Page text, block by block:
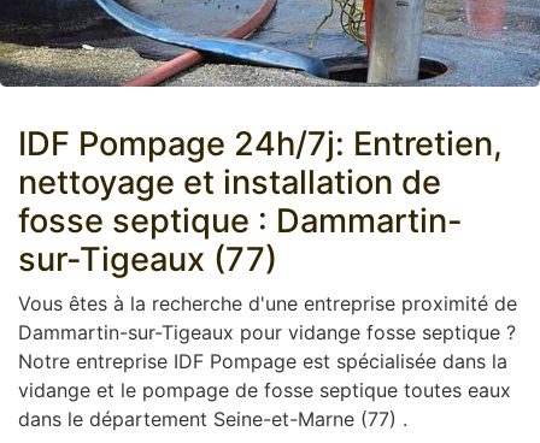
IDF Pompage 24h/7j: Entretien,
nettoyage et installation de
fosse septique : Dammartin-
sur-Tigeaux (77)
Vous êtes à la recherche d'une entreprise proximité de
Dammartin-sur-Tigeaux pour vidange fosse septique ?
Notre entreprise IDF Pompage est spécialisée dans la
vidange et le pompage de fosse septique toutes eaux
dans le département Seine-et-Marne (77) .